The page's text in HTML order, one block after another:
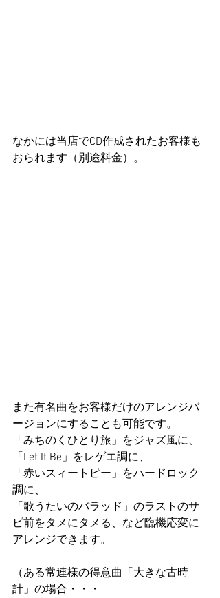
なかには当店でCD作成されたお客様も
おられます（別途料金）。
また有名曲をお客様だけのアレンジバ
ージョンにすることも可能です。
「みちのくひとり旅」をジャズ風に、
「Let It Be」をレゲエ調に、
「赤いスィートピー」をハードロック
調に、
「歌うたいのバラッド」のラストのサ
ビ前をタメにタメる、など臨機応変に
アレンジできます。
（ある常連様の得意曲「大きな古時
計」の場合・・・